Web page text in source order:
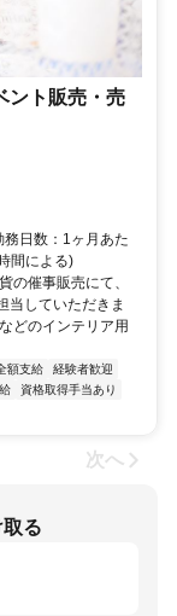
ント販売・売
日数：1ヶ月あた
間による)
の催事販売にて、
当していただきま
どのインテリア用
額支給
経験者歓迎
資格取得手当あり
次へ
る